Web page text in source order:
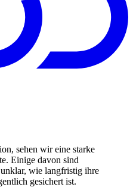
sehen wir eine starke
Einige davon sind
wie langfristig ihre
gesichert ist.